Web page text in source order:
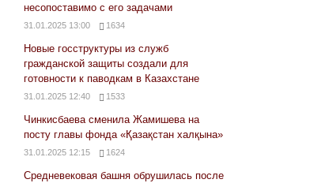
несопоставимо с его задачами
31.01.2025 13:00 1634
Новые госструктуры из служб
гражданской защиты создали для
готовности к паводкам в Казахстане
31.01.2025 12:40 1533
Чинкисбаева сменила Жамишева на
посту главы фонда «Қазақстан халқына»
31.01.2025 12:15 1624
Средневековая башня обрушилась после